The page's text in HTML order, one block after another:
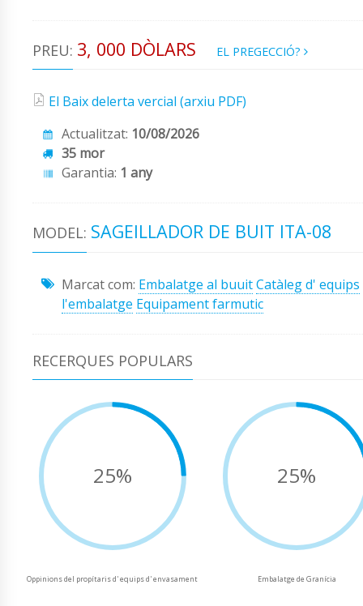
PREU: 3, 000 DÒLARS EL PREGECCIÓ?
El Baix delerta vercial (arxiu PDF)
Actualitzat: 10/08/2026
35 mor
Garantia: 1 any
MODEL: SAGEILLADOR DE BUIT ITA-08
Marcat com: Embalatge al buuitCatàleg d' equips
l'embalatge Equipament farmutic
RECERQUES POPULARS
25%
Oppinions del propítaris d' equips d' envasament
25%
Embalatge de Granícia